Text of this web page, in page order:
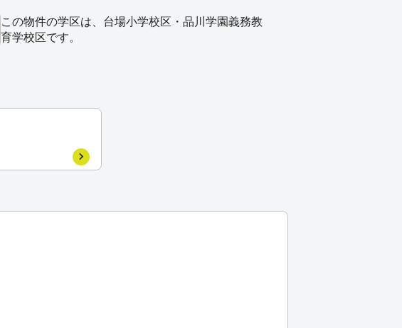
この物件の学区は、台場小学校区・品川学園義務教
育学校区です。